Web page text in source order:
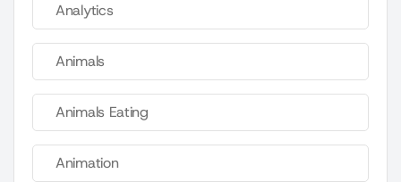
Analytics
Animals
Animals Eating
Animation